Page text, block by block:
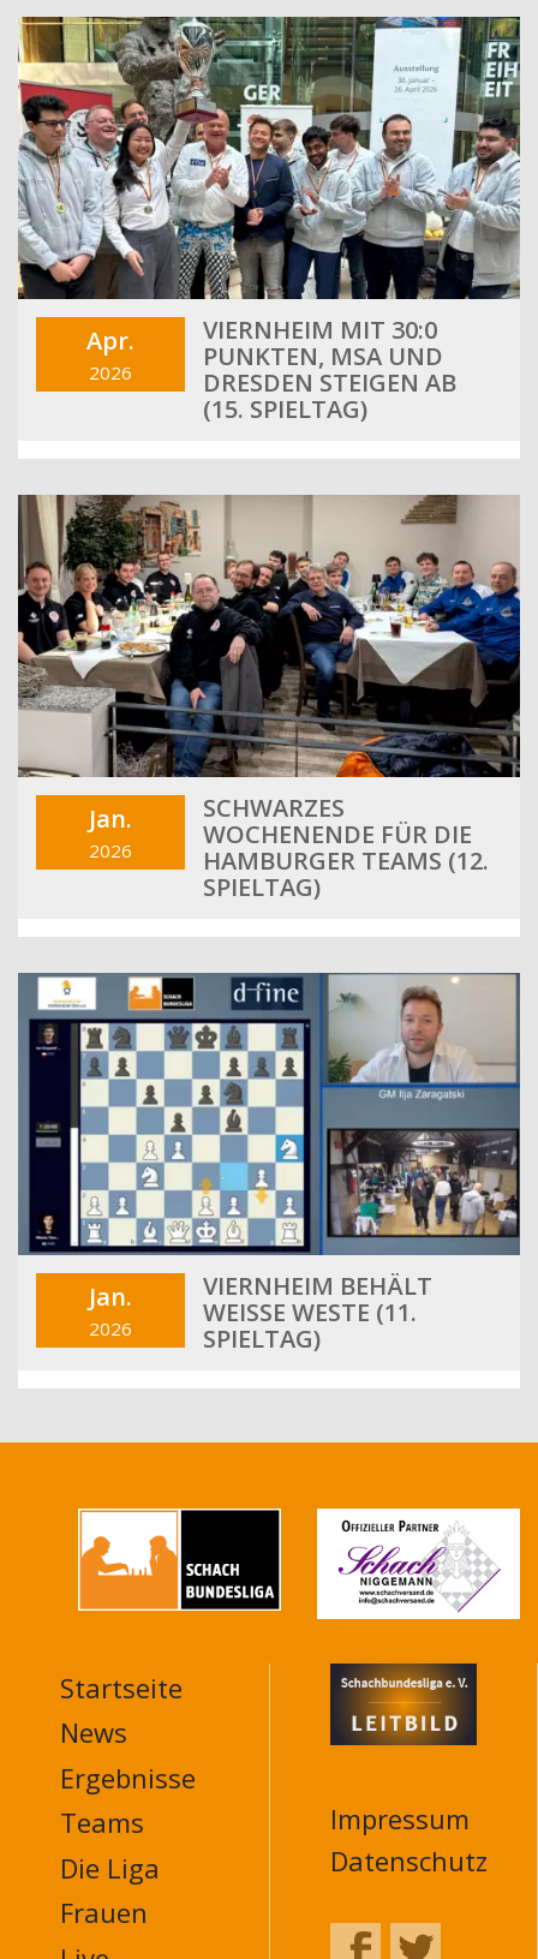
Apr.
2026
VIERNHEIM MIT 30:0
PUNKTEN, MSA UND
DRESDEN STEIGEN AB
(15. SPIELTAG)
Jan.
2026
SCHWARZES
WOCHENENDE FÜR DIE
HAMBURGER TEAMS (12.
SPIELTAG)
Jan.
2026
VIERNHEIM BEHÄLT
WEISSE WESTE (11. S
PIELTAG)
MAIN
NAVIGATION
FOOTER
Startseite
News
Ergebnisse
Teams
Die Liga
Frauen
Impressum
Datenschutz